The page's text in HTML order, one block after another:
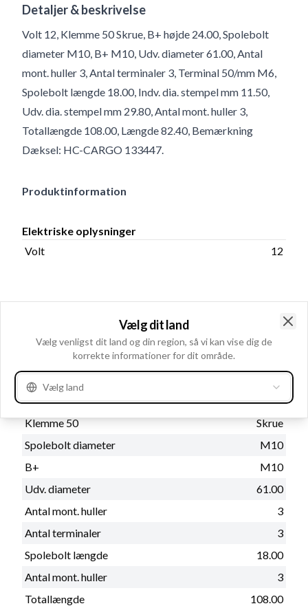
Detaljer & beskrivelse
Volt 12, Klemme 50 Skrue, B+ højde 24.00, Spolebolt
diameter M10, B+ M10, Udv. diameter 61.00, Antal
mont. huller 3, Antal terminaler 3, Terminal 50/mm M6,
Spolebolt længde 18.00, Indv. dia. stempel mm 11.50,
Udv. dia. stempel mm 29.80, Antal mont. huller 3,
Totallængde 108.00, Længde 82.40, Bemærkning
Dæksel: HC-CARGO 133447.
Produktinformation
Elektriske oplysninger
Volt
12
Bemærkning
Dæksel: HC-CARGO
133447.
Fysiske oplysninger
Klemme 50
Skrue
Spolebolt diameter
M10
B+
M10
Udv. diameter
61.00
Antal mont. huller
3
Antal terminaler
3
Spolebolt længde
18.00
Antal mont. huller
3
Totallængde
108.00
Vælg dit land
Vælg venligst dit land og din region, så vi kan vise dig de
korrekte informationer for dit område.
Vælg land